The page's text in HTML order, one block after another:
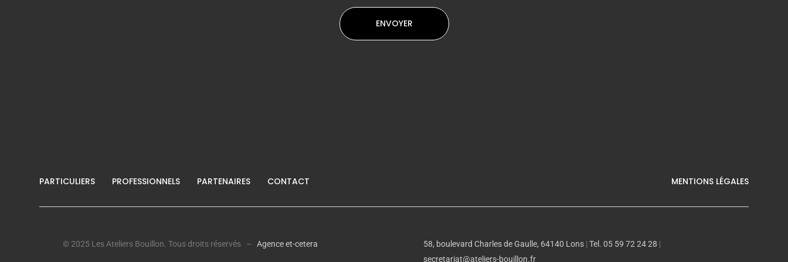
PARTICULIERS PROFESSIONNELS PARTENAIRES CONTACT MENTIONS LÉGALES
© 2025 Les Ateliers Bouillon. Tous droits réservés – Agence et-cetera 58, boulevard Charles de Gaulle, 64140 Lons | Tel. 05 59 72 24 28 |
secretariat@ateliers-bouillon.fr